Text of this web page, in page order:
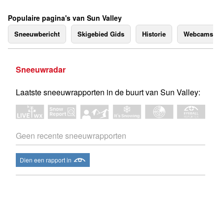
Populaire pagina's van Sun Valley
Sneeuwbericht Skigebied Gids Historie Webcams
Sneeuwradar
Laatste sneeuwrapporten in de buurt van Sun Valley:
Geen recente sneeuwrapporten
Dien een rapport in